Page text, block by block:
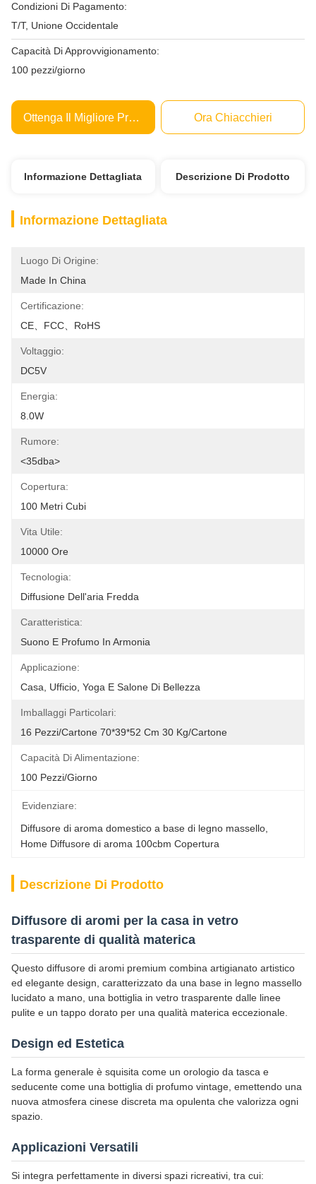
Condizioni Di Pagamento:
T/T, Unione Occidentale
Capacità Di Approvvigionamento:
100 pezzi/giorno
Ottenga Il Migliore Prezzo Ora Chiacchieri
Informazione Dettagliata Descrizione Di Prodotto
Informazione Dettagliata
Luogo Di Origine:
Made In China
Certificazione:
CE、FCC、RoHS
Voltaggio:
DC5V
Energia:
8.0W
Rumore:
<35dba>
Copertura:
100 Metri Cubi
Vita Utile:
10000 Ore
Tecnologia:
Diffusione Dell'aria Fredda
Caratteristica:
Suono E Profumo In Armonia
Applicazione:
Casa, Ufficio, Yoga E Salone Di Bellezza
Imballaggi Particolari:
16 Pezzi/cartone 70*39*52 Cm 30 Kg/cartone
Capacità Di Alimentazione:
100 Pezzi/giorno
Evidenziare:
Diffusore di aroma domestico a base di legno massello
Home Diffusore di aroma 100cbm Copertura
Descrizione Di Prodotto
Diffusore di aromi per la casa in vetro
trasparente di qualità materica
Questo diffusore di aromi premium combina artigianato artistico
ed elegante design, caratterizzato da una base in legno massello
lucidato a mano, una bottiglia in vetro trasparente dalle linee
pulite e un tappo dorato per una qualità materica eccezionale.
Design ed Estetica
La forma generale è squisita come un orologio da tasca e
seducente come una bottiglia di profumo vintage, emettendo una
nuova atmosfera cinese discreta ma opulenta che valorizza ogni
spazio.
Applicazioni Versatili
Si integra perfettamente in diversi spazi ricreativi, tra cui: